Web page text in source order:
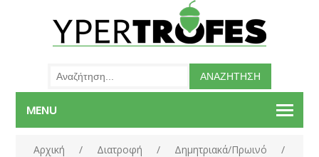
MENU
Αρχική / Διατροφή / Δημητριακά/Πρωινό
/